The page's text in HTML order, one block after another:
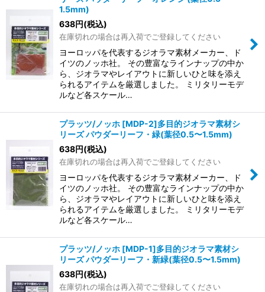
1.5mm)
638円(税込)
在庫切れの場合は再入荷でご登録してください
ヨーロッパを代表するジオラマ素材メーカー、ド
イツのノッホ社。 その豊富なラインナップの中か
ら、ジオラマやレイアウトに新しいひと味を添え
られるアイテムを厳選しました。 ミリタリーモデ
ルなど各スケール…
プラッツ/ノッホ [MDP-2]多目的ジオラマ素材シ
リーズ パウダーリーフ・緑(葉径0.5〜1.5mm)
638円(税込)
在庫切れの場合は再入荷でご登録してください
ヨーロッパを代表するジオラマ素材メーカー、ド
イツのノッホ社。 その豊富なラインナップの中か
ら、ジオラマやレイアウトに新しいひと味を添え
られるアイテムを厳選しました。 ミリタリーモデ
ルなど各スケール…
プラッツ/ノッホ [MDP-1]多目的ジオラマ素材シ
リーズ パウダーリーフ・新緑(葉径0.5〜1.5mm)
638円(税込)
在庫切れの場合は再入荷でご登録してください